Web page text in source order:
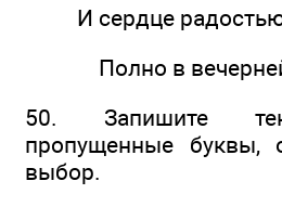
И сердце
Полно в
50. Запишите
пропущенные буквы,
выбор.